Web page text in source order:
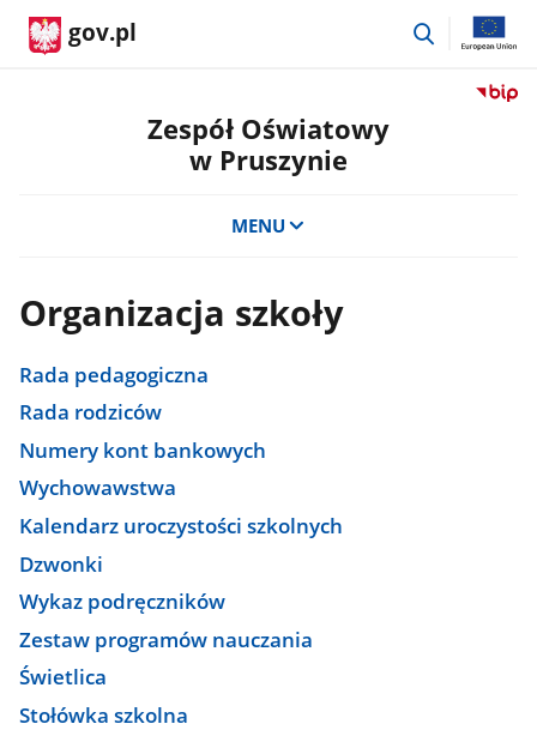
gov.pl
przejdź
Przejdź
Zespół Oświatowy
w Pruszynie
MENU
Organizacja szkoły
Rada pedagogiczna
Rada rodziców
Numery kont bankowych
Wychowawstwa
Kalendarz uroczystości szkolnych
Dzwonki
Wykaz podręczników
Zestaw programów nauczania
Świetlica
Stołówka szkolna